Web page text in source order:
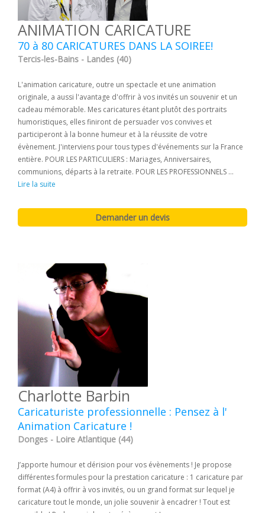
ANIMATION CARICATURE
70 à 80 CARICATURES DANS LA SOIREE!
Tercis-les-Bains - Landes (40)
L'animation caricature, outre un spectacle et une animation
originale, a aussi l'avantage d'offrir à vos invités un souvenir et un
cadeau mémorable. Mes caricatures étant plutôt des portraits
humoristiques, elles finiront de persuader vos convives et
participeront à la bonne humeur et à la réussite de votre
évènement. J'interviens pour tous types d'événements sur la France
entière. POUR LES PARTICULIERS : Mariages, Anniversaires,
communions, départs à la retraite. POUR LES PROFESSIONNELS ...
Lire la suite
Charlotte Barbin
Caricaturiste professionnelle : Pensez à l'
Animation Caricature !
Donges - Loire Atlantique (44)
J’apporte humour et dérision pour vos évènements ! Je propose
différentes formules pour la prestation caricature : 1 caricature par
format (A4) à offrir à vos invités, ou un grand format sur lequel je
caricature tout le monde, un jolie souvenir à encadrer ! Tout est